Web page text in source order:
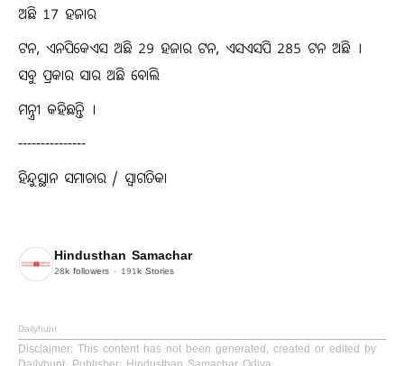
ଅଛି 17 ହଜାର
ଟନ, ଏନପିକେଏସ ଅଛି 29 ହଜାର ଟନ, ଏସଏସପି 285 ଟନ ଅଛି ।
ସବୁ ପ୍ରକାର ସାର ଅଛି ବୋଲି
ମନ୍ତ୍ରୀ କହିଛନ୍ତି ।
---------------
ହିନ୍ଦୁସ୍ଥାନ ସମାଚାର / ସ୍ୱାଗତିକା
Hindusthan Samachar
28k followers 191k Stories
Dailyhunt
Disclaimer: This content has not been generated, created or edited by